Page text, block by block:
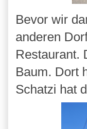
Bevor wir
anderen
Restaurant.
Baum. Dort
Schatzi hat